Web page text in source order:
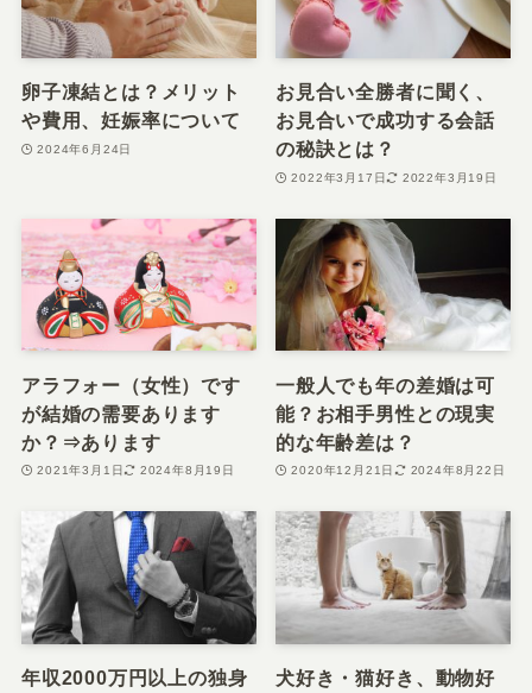
卵子凍結とは？メリット
や費用、妊娠率について
2024年6月24日
お見合い全勝者に聞く、
お見合いで成功する会話
の秘訣とは？
2022年3月17日 2022年3月19日
アラフォー（女性）です
が結婚の需要あります
か？⇒あります
2021年3月1日 2024年8月19日
一般人でも年の差婚は可
能？お相手男性との現実
的な年齢差は？
2020年12月21日 2024年8月22日
年収2000万円以上の独身
犬好き・猫好き、動物好